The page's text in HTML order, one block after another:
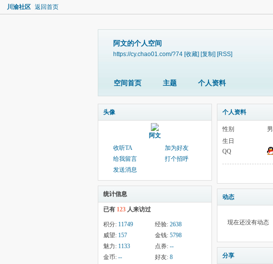
川渝社区 返回首页
阿文的个人空间
https://cy.chao01.com/?74 [收藏] [复制] [RSS]
空间首页 主题 个人资料
头像
阿文
收听TA
加为好友
给我留言
打个招呼
发送消息
统计信息
已有 123 人来访过
积分: 11749 经验: 2638
威望: 157 金钱: 5798
魅力: 1133 点券: --
金币: -- 好友: 8
个人资料
性别
男
生日
QQ
动态
现在还没有动态
分享